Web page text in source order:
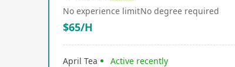
No experience limitNo degree required
$65/H
April Tea Active recently